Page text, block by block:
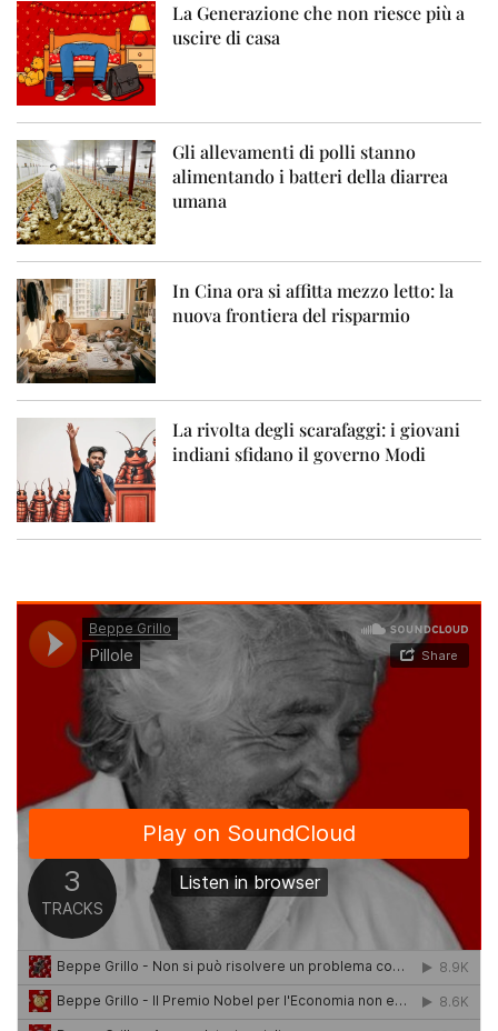
La Generazione che non riesce più a
uscire di casa
Gli allevamenti di polli stanno
alimentando i batteri della diarrea
umana
In Cina ora si affitta mezzo letto: la
nuova frontiera del risparmio
La rivolta degli scarafaggi: i giovani
indiani sfidano il governo Modi